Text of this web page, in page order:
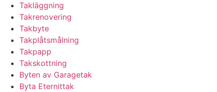
Takläggning
Takrenovering
Takbyte
Takplåtsmålning
Takpapp
Takskottning
Byten av Garagetak
Byta Eternittak